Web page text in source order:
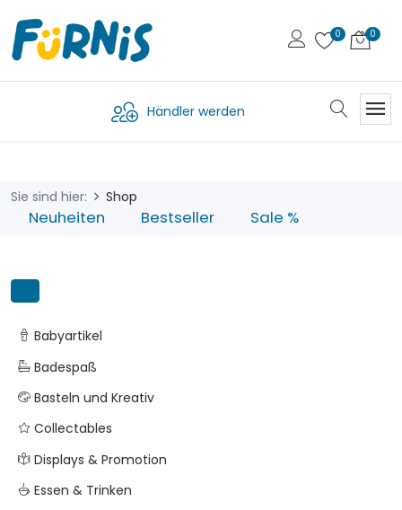
Händler werden
Sie sind hier: Shop
Neuheiten Bestseller Sale %
Babyartikel
Badespaß
Basteln und Kreativ
Collectables
Displays & Promotion
Essen & Trinken